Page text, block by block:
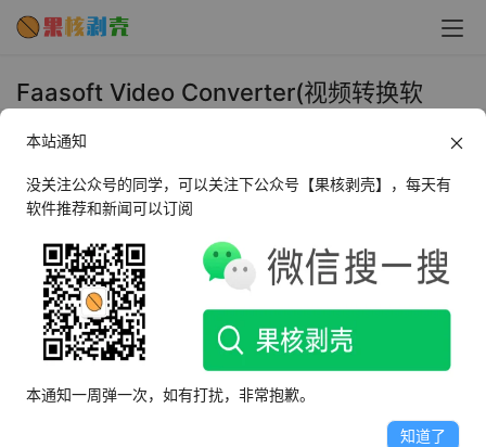
Faasoft Video Converter(视频转换软
2018年10月10日 上午9:17 媒体处理
Faasoft Video Converter 是一款超强的视频转换器软件，
支持几乎所有标准的视频格式，甚至是摄像机、在线和其它
流行设备的高清和 3D 视频。将视频和音频文件转换为流行
的音频格式也是其基本功能之一。你可以在你最喜爱的播放
器或设备上享受任何视频和音频：iDevice、Android、
BlackBerry、Xbox、PSP、PlayStation Vita、Nexus、
Kindle Fire 等，给您的数字生活带来舒适奢华的享受。
本站通知
没关注公众号的同学，可以关注下公众号【果核剥壳】，每天有
软件推荐和新闻可以订阅
本通知一周弹一次，如有打扰，非常抱歉。
知道了